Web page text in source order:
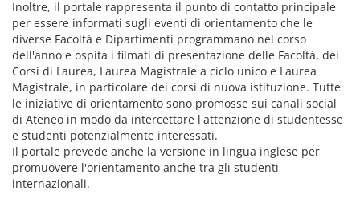
Inoltre, il portale rappresenta il punto di contatto principale
per essere informati sugli eventi di orientamento che le
diverse Facoltà e Dipartimenti programmano nel corso
dell'anno e ospita i filmati di presentazione delle Facoltà, dei
Corsi di Laurea, Laurea Magistrale a ciclo unico e Laurea
Magistrale, in particolare dei corsi di nuova istituzione. Tutte
le iniziative di orientamento sono promosse sui canali social
di Ateneo in modo da intercettare l'attenzione di studentesse
e studenti potenzialmente interessati.
Il portale prevede anche la versione in lingua inglese per
promuovere l'orientamento anche tra gli studenti
internazionali.